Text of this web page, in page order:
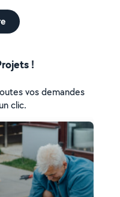
!
vos demandes
clic.